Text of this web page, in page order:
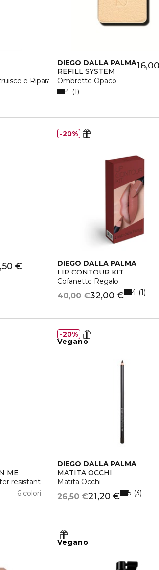
e Ripara
DIEGO DALLA PALMA
REFILL SYSTEM
Ombretto Opaco
4 1
€
DIEGO DALLA PALMA
LIP CONTOUR KIT
Cofanetto Regalo
32,00 €
40,00 € 4 1
20%
ME
resistant
6 colori
Vegano
DIEGO DALLA PALMA
MATITA OCCHI
Matita Occhi
21,20 €
26,50 € 5 3
20%
Vegano